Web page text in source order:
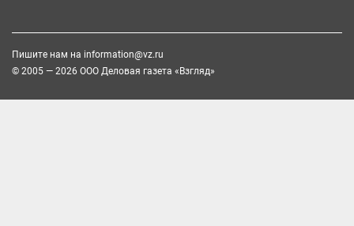
Пишите нам на information@vz.ru
© 2005 — 2026 ООО Деловая газета «Взгляд»